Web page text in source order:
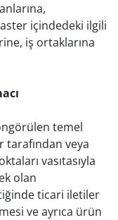
içindedeki ilgili
iş ortaklarına
temel
tarafından veya
vasıtasıyla
olan
ticari iletiler
ve ayrıca ürün